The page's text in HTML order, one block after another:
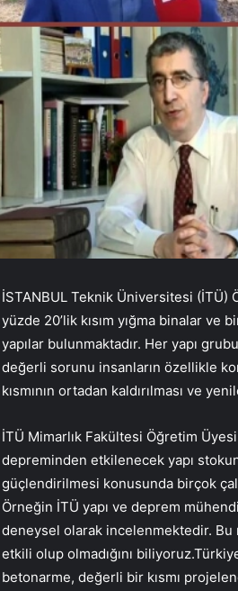
İSTANBUL Teknik Üniversitesi
yüzde 20’lik kısım yığma binalar ve
yapılar bulunmaktadır. Her yapı
değerli sorunu insanların özellikle
kısmının ortadan kaldırılması ve
İTÜ Mimarlık Fakültesi Öğretim
depreminden etkilenecek yapı
güçlendirilmesi konusunda birçok
Örneğin İTÜ yapı ve deprem
deneysel olarak incelenmektedir. Bu
etkili olup olmadığını
betonarme, değerli bir kısmı